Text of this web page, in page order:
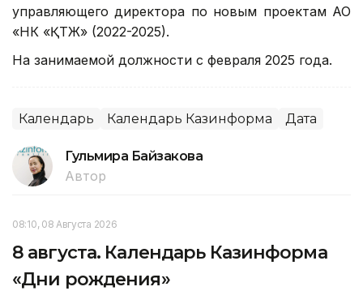
управляющего директора по новым проектам АО
«НК «ҚТЖ» (2022-2025).
На занимаемой должности с февраля 2025 года.
Календарь Календарь Казинформа Дата
Гульмира Байзакова
Автор
08:10, 08 Августа 2026
8 августа. Календарь Казинформа
«Дни рождения»